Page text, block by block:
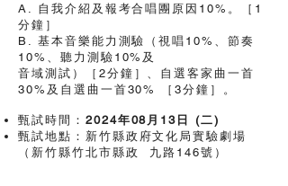
A. 自我介紹及報考合唱團原因10%。［1
分鐘］
B. 基本音樂能力測驗（視唱10%、節奏
10%、聽力測驗10%及
音域測試）［2分鐘］、自選客家曲一首
30%及自選曲一首30% ［3分鐘］。
甄試時間： 2024年08月13日 (二)
甄試地點：新竹縣政府文化局實驗劇場
（新竹縣竹北市縣政
九路146號）